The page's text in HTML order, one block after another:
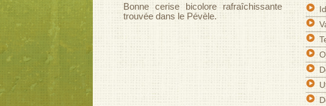
Bonne cerise bicolore rafraîchissante
trouvée dans le Pévèle.